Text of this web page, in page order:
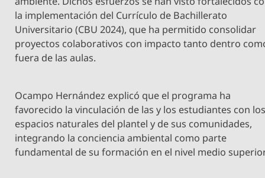
la implementación del Currículo de Bachillerato
Universitario (CBU 2024), que ha permitido consolidar
proyectos colaborativos con impacto tanto dentro
fuera de las aulas.
Ocampo Hernández explicó que el programa ha
favorecido la vinculación de las y los estudiantes con
espacios naturales del plantel y de sus comunidades,
integrando la conciencia ambiental como parte
fundamental de su formación en el nivel medio